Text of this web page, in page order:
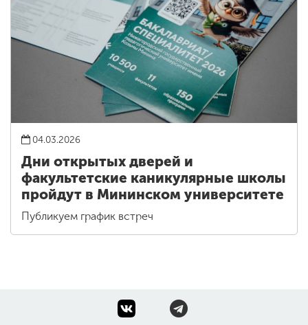
04.03.2026
Дни открытых дверей и
факультетские каникулярные школы
пройдут в Мининском университете
Публикуем график встреч